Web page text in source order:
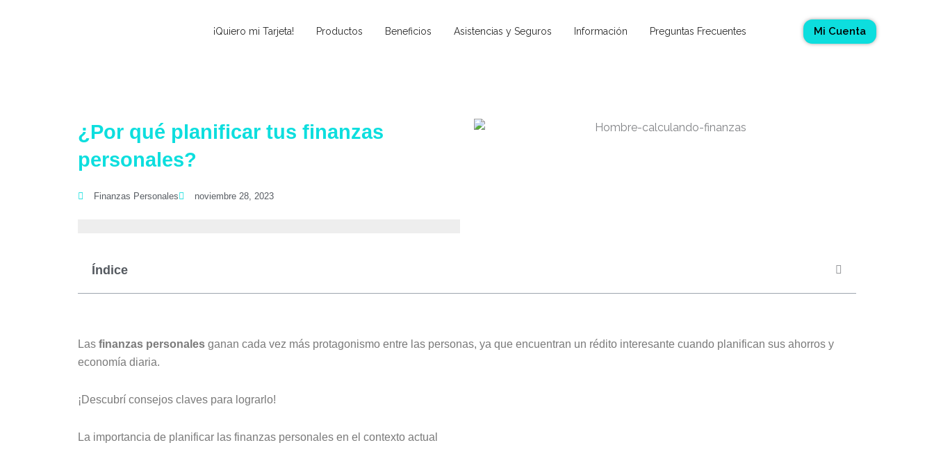
¡Quiero mi Tarjeta! Productos Beneficios Asistencias y Seguros Información Preguntas Frecuentes Mi Cuenta
¿Por qué planificar tus finanzas
personales?
Finanzas Personales noviembre 28, 2023
Índice
Las finanzas personales ganan cada vez más protagonismo entre las personas, ya que encuentran un rédito interesante cuando planifican sus ahorros y
economía diaria.
¡Descubrí consejos claves para lograrlo!
La importancia de planificar las finanzas personales en el contexto actual